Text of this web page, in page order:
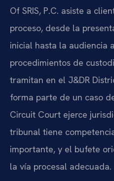
Of SRIS, P.C. asiste a
proceso, desde la
inicial hasta la audiencia
procedimientos de
tramitan en el J&DR
forma parte de un caso
Circuit Court ejerce
tribunal tiene
importante, y el bufete
la vía procesal adecuada.